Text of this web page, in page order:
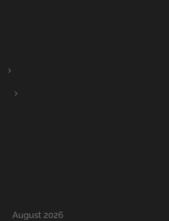
August 2026